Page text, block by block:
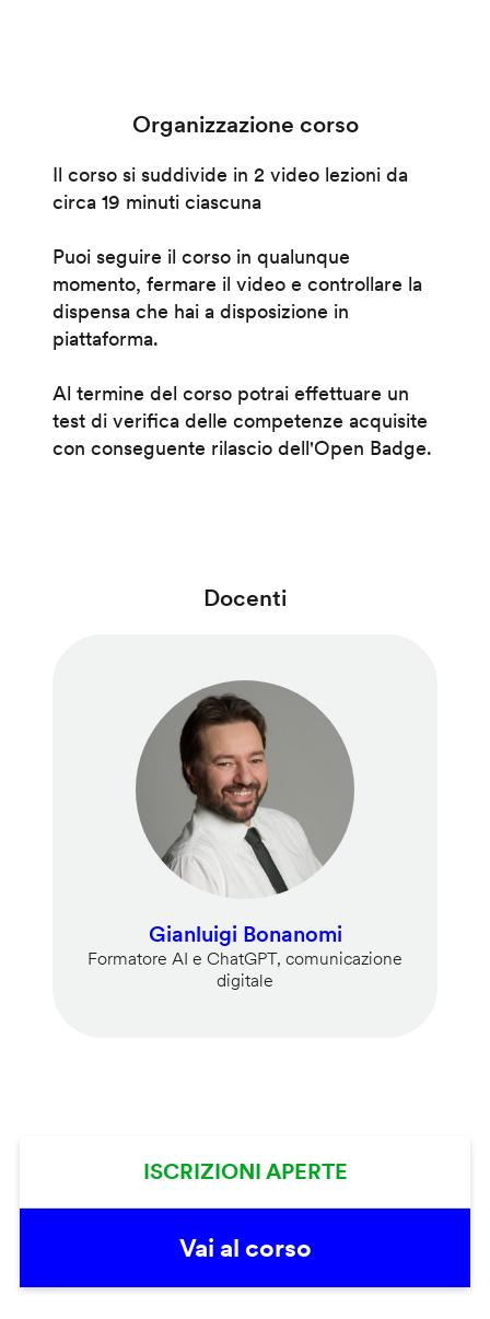
Organizzazione corso
Il corso si suddivide in 2 video lezioni da
circa 19 minuti ciascuna
Puoi seguire il corso in qualunque
momento, fermare il video e controllare la
dispensa che hai a disposizione in
piattaforma.
Al termine del corso potrai effettuare un
test di verifica delle competenze acquisite
con conseguente rilascio dell'Open Badge.
Docenti
Gianluigi Bonanomi
Formatore AI e ChatGPT, comunicazione
digitale
ISCRIZIONI APERTE
Vai al corso